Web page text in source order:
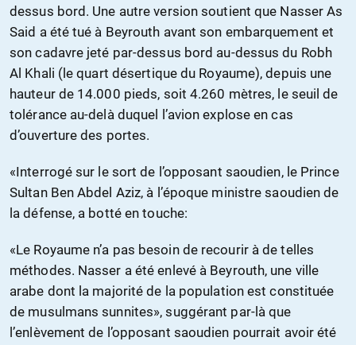
dessus bord. Une autre version soutient que Nasser As
Said a été tué à Beyrouth avant son embarquement et
son cadavre jeté par-dessus bord au-dessus du Robh
Al Khali (le quart désertique du Royaume), depuis une
hauteur de 14.000 pieds, soit 4.260 mètres, le seuil de
tolérance au-delà duquel l’avion explose en cas
d’ouverture des portes.
«Interrogé sur le sort de l’opposant saoudien, le Prince
Sultan Ben Abdel Aziz, à l’époque ministre saoudien de
la défense, a botté en touche:
«Le Royaume n’a pas besoin de recourir à de telles
méthodes. Nasser a été enlevé à Beyrouth, une ville
arabe dont la majorité de la population est constituée
de musulmans sunnites», suggérant par-là que
l’enlèvement de l’opposant saoudien pourrait avoir été